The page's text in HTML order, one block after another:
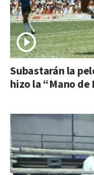
Subastarán la
hizo la “Mano de